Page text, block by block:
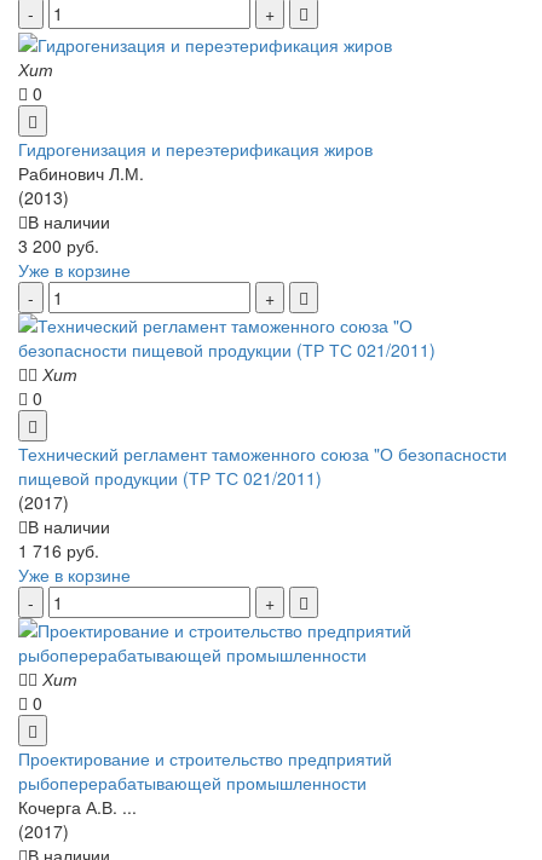
Хит
0
Гидрогенизация и переэтерификация жиров
Рабинович Л.М.
(2013)
В наличии
3 200 руб.
Уже в корзине
Хит
0
Технический регламент таможенного союза "О безопасности
пищевой продукции (ТР ТС 021/2011)
(2017)
В наличии
1 716 руб.
Уже в корзине
Хит
0
Проектирование и строительство предприятий
рыбоперерабатывающей промышленности
Кочерга А.В. ...
(2017)
В наличии